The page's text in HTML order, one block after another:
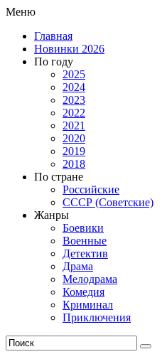
Меню
Главная
Новинки 2026
По году
2025
2024
2023
2022
2021
2020
2019
2018
По стране
Российские
СССР (Советские)
Жанры
Боевики
Военные
Детектив
Драма
Мелодрама
Комедия
Криминал
Приключения